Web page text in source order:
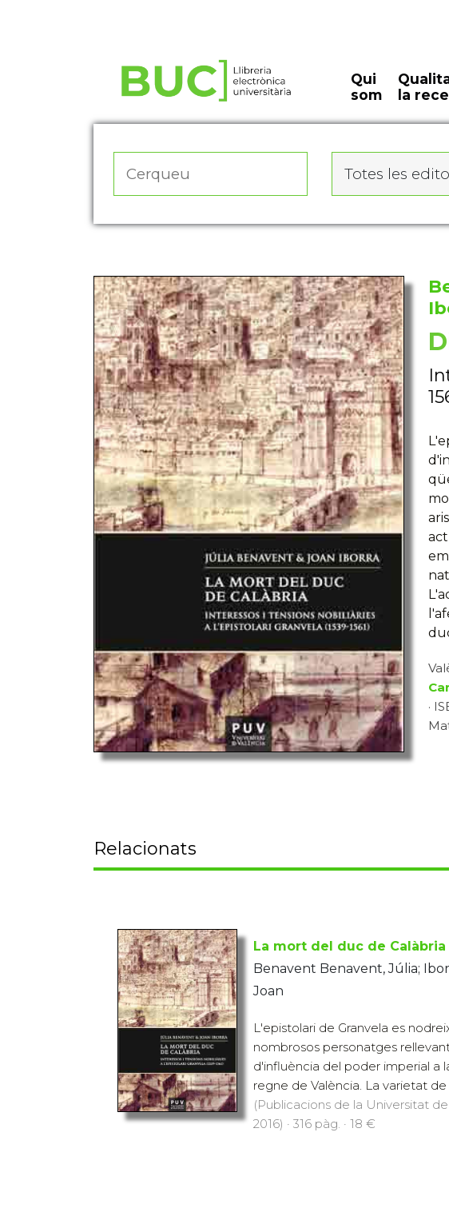
Qui
som
la
Totes les
·
Relacionats
La mort del duc de Calàbria
Benavent Benavent, Júlia;
Joan
L'epistolari de Granvela es
nombrosos personatges
d'influència del poder imperial a
regne de València. La varietat de
(Publicacions de la Universitat de
2016) · 316 pàg. · 18 €